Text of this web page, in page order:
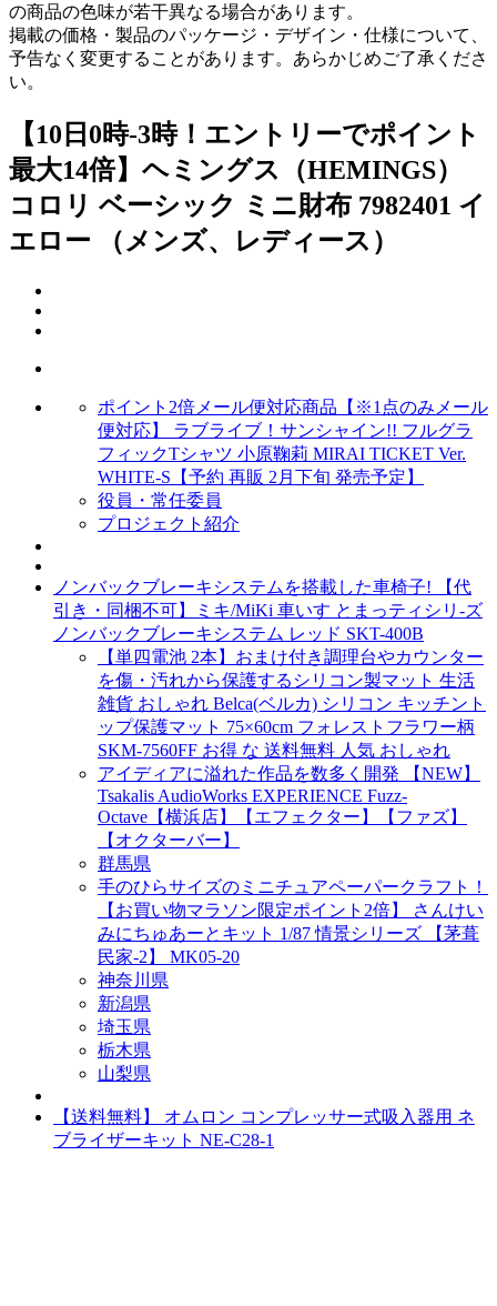
の商品の色味が若干異なる場合があります。
掲載の価格・製品のパッケージ・デザイン・仕様について、
予告なく変更することがあります。あらかじめご了承くださ
い。
【10日0時-3時！エントリーでポイント
最大14倍】ヘミングス（HEMINGS）
コロリ ベーシック ミニ財布 7982401 イ
エロー （メンズ、レディース）
ポイント2倍メール便対応商品【※1点のみメール
便対応】 ラブライブ！サンシャイン!! フルグラ
フィックTシャツ 小原鞠莉 MIRAI TICKET Ver.
WHITE-S【予約 再販 2月下旬 発売予定】
役員・常任委員
プロジェクト紹介
ノンバックブレーキシステムを搭載した車椅子! 【代
引き・同梱不可】ミキ/MiKi 車いす とまっティシリ-ズ
ノンバックブレーキシステム レッド SKT-400B
【単四電池 2本】おまけ付き調理台やカウンター
を傷・汚れから保護するシリコン製マット 生活
雑貨 おしゃれ Belca(ベルカ) シリコン キッチント
ップ保護マット 75×60cm フォレストフラワー柄
SKM-7560FF お得 な 送料無料 人気 おしゃれ
アイディアに溢れた作品を数多く開発 【NEW】
Tsakalis AudioWorks EXPERIENCE Fuzz-
Octave【横浜店】【エフェクター】【ファズ】
【オクターバー】
群馬県
手のひらサイズのミニチュアペーパークラフト！
【お買い物マラソン限定ポイント2倍】 さんけい
みにちゅあーとキット 1/87 情景シリーズ 【茅葺
民家-2】 MK05-20
神奈川県
新潟県
埼玉県
栃木県
山梨県
【送料無料】 オムロン コンプレッサー式吸入器用 ネ
ブライザーキット NE-C28-1